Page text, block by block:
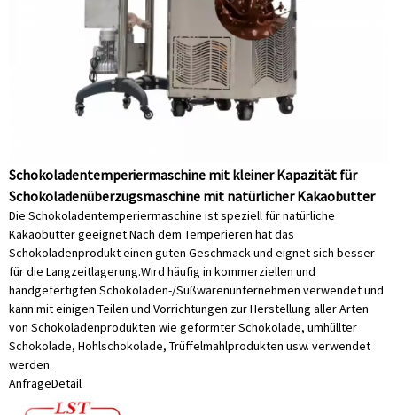
Schokoladentemperiermaschine mit kleiner Kapazität für
Schokoladenüberzugsmaschine mit natürlicher Kakaobutter
Die Schokoladentemperiermaschine ist speziell für natürliche
Kakaobutter geeignet.Nach dem Temperieren hat das
Schokoladenprodukt einen guten Geschmack und eignet sich besser
für die Langzeitlagerung.Wird häufig in kommerziellen und
handgefertigten Schokoladen-/Süßwarenunternehmen verwendet und
kann mit einigen Teilen und Vorrichtungen zur Herstellung aller Arten
von Schokoladenprodukten wie geformter Schokolade, umhüllter
Schokolade, Hohlschokolade, Trüffelmahlprodukten usw. verwendet
werden.
AnfrageDetail